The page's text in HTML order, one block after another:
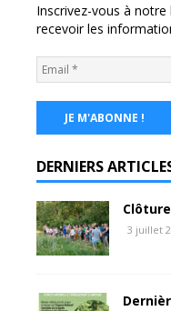
Inscrivez-vous à
recevoir les
DERNIERS
3 juillet